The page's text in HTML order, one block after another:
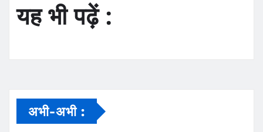
यह भी पढ़ें :
अभी-अभी :